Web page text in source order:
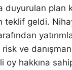
duyurulan plan
teklif geldi.
ve
oy hakkına